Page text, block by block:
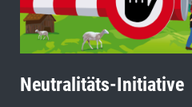
Neutralitäts-Initiative